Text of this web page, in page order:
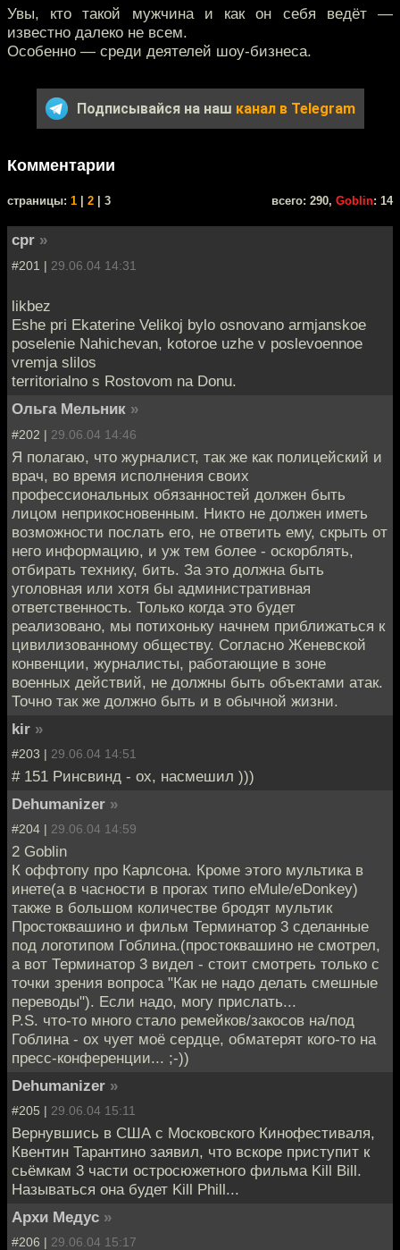
Увы, кто такой мужчина и как он себя ведёт —
известно далеко не всем.
Особенно — среди деятелей шоу-бизнеса.
Подписывайся на наш канал в Telegram
Комментарии
cтраницы: 1 2 | 3 всего: 290, Goblin: 14
cpr »
#201 | 29.06.04 14:31
likbez
Eshe pri Ekaterine Velikoj bylo osnovano armjanskoe
poselenie Nahichevan, kotoroe uzhe v poslevoennoe
vremja slilos
territorialno s Rostovom na Donu.
Ольга Мельник »
#202 | 29.06.04 14:46
Я полагаю, что журналист, так же как полицейский и
врач, во время исполнения своих
профессиональных обязанностей должен быть
лицом неприкосновенным. Никто не должен иметь
возможности послать его, не ответить ему, скрыть от
него информацию, и уж тем более - оскорблять,
отбирать технику, бить. За это должна быть
уголовная или хотя бы административная
ответственность. Только когда это будет
реализовано, мы потихоньку начнем приближаться к
цивилизованному обществу. Согласно Женевской
конвенции, журналисты, работающие в зоне
военных действий, не должны быть объектами атак.
Точно так же должно быть и в обычной жизни.
kir »
#203 | 29.06.04 14:51
# 151 Ринсвинд - ох, насмешил )))
Dehumanizer »
#204 | 29.06.04 14:59
2 Goblin
К оффтопу про Карлсона. Кроме этого мультика в
инете(а в часности в прогах типо eMule/eDonkey)
также в большом количестве бродят мультик
Простоквашино и фильм Терминатор 3 сделанные
под логотипом Гоблина.(простоквашино не смотрел,
а вот Терминатор 3 видел - стоит смотреть только с
точки зрения вопроса "Как не надо делать смешные
переводы"). Если надо, могу прислать...
P.S. что-то много стало ремейков/закосов на/под
Гоблина - ох чует моё сердце, обматерят кого-то на
пресс-конференции... ;-))
Dehumanizer »
#205 | 29.06.04 15:11
Вернувшись в США с Московского Кинофестиваля,
Квентин Тарантино заявил, что вскоре приступит к
сьёмкам 3 части остросюжетного фильма Kill Bill.
Называться она будет Kill Phill...
Архи Медус »
#206 | 29.06.04 15:17